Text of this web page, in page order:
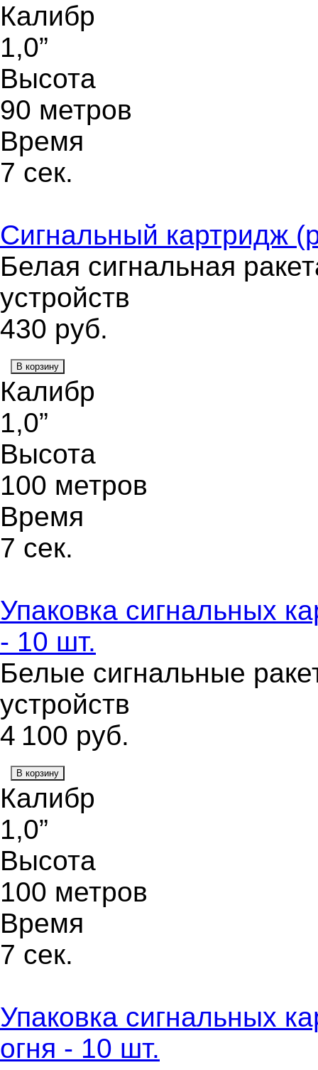
Калибр
1,0”
Высота
90 метров
Время
7 сек.
Сигнальный картридж
Белая сигнальная
устройств
430 руб.
В корзину
Калибр
1,0”
Высота
100 метров
Время
7 сек.
Упаковка сигнальных
- 10 шт.
Белые сигнальные
устройств
4 100 руб.
В корзину
Калибр
1,0”
Высота
100 метров
Время
7 сек.
Упаковка сигнальных
огня - 10 шт.